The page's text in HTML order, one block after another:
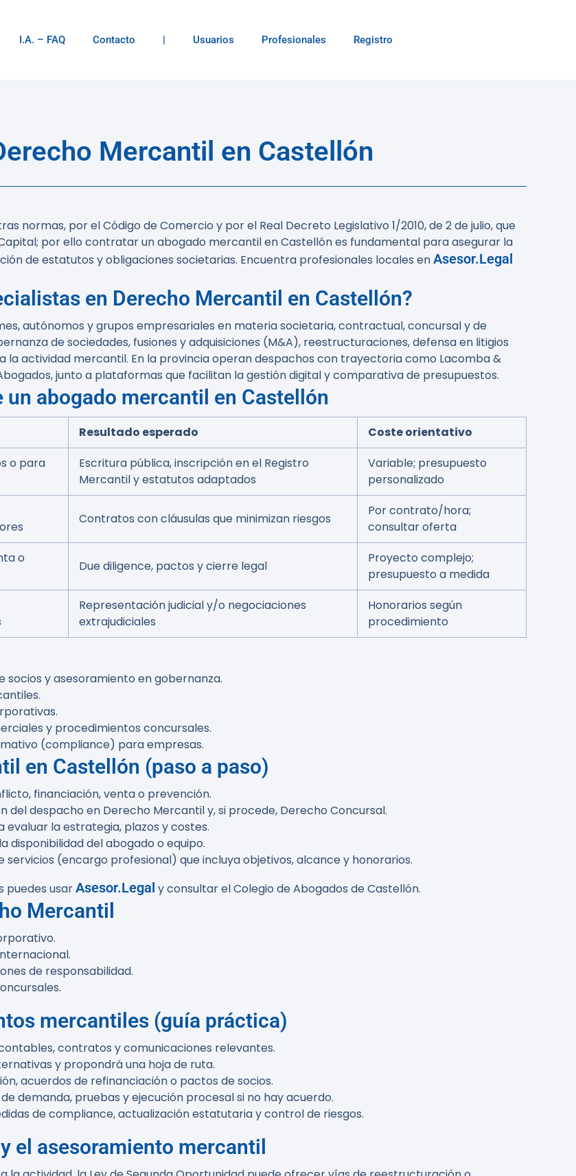
I.A. – FAQ Contacto | Usuarios Profesionales Registro
Mercantil en Castellón
normas, por el Código de Comercio y por el Real Decreto Legislativo 1/2010, de 2 de julio, que
por ello contratar un abogado mercantil en Castellón es fundamental para asegurar la
de estatutos y obligaciones societarias. Encuentra profesionales locales enAsesor.Legal
en Derecho Mercantil en Castellón?
autónomos y grupos empresariales en materia societaria, contractual, concursal y de
de sociedades, fusiones y adquisiciones (M&A), reestructuraciones, defensa en litigios
la actividad mercantil. En la provincia operan despachos con trayectoria como Lacomba &
, junto a plataformas que facilitan la gestión digital y comparativa de presupuestos.
abogado mercantil en Castellón
Resultado esperado
Coste orientativo
o para
Escritura pública, inscripción en el Registro
Mercantil y estatutos adaptados
Variable; presupuesto
personalizado
Contratos con cláusulas que minimizan riesgos
Por contrato/hora;
consultar oferta
o
Due diligence, pactos y cierre legal
Proyecto complejo;
presupuesto a medida
Representación judicial y/o negociaciones
extrajudiciales
Honorarios según
procedimiento
y asesoramiento en gobernanza.
y procedimientos concursales.
(compliance) para empresas.
en Castellón (paso a paso)
financiación, venta o prevención.
despacho en Derecho Mercantil y, si procede, Derecho Concursal.
la estrategia, plazos y costes.
disponibilidad del abogado o equipo.
(encargo profesional) que incluya objetivos, alcance y honorarios.
puedes usarAsesor.Legal y consultar el Colegio de Abogados de Castellón.
Mercantil
de responsabilidad.
mercantiles (guía práctica)
contratos y comunicaciones relevantes.
y propondrá una hoja de ruta.
acuerdos de refinanciación o pactos de socios.
demanda, pruebas y ejecución procesal si no hay acuerdo.
de compliance, actualización estatutaria y control de riesgos.
el asesoramiento mercantil